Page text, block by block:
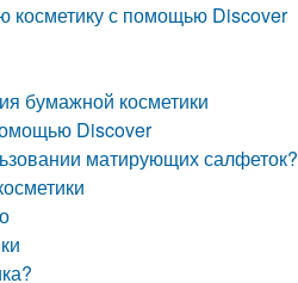
косметику с помощью Discover
бумажной косметики
Discover
матирующих салфеток?